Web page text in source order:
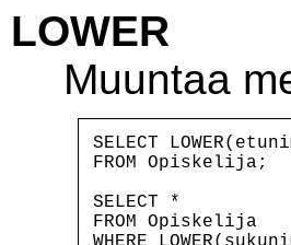
LOWER
Muuntaa
SELECT
FROM Opiskelija;
SELECT *
FROM Opiskelija